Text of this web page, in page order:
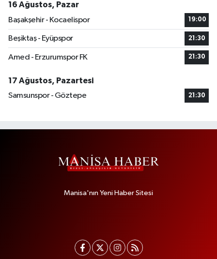
16 Ağustos, Pazar
Başakşehir - Kocaelispor
19:00
Beşiktaş - Eyüpspor 21:30
Amed - Erzurumspor FK 21:30
17 Ağustos, Pazartesi
Samsunspor - Göztepe
21:30
Manisa'nın Yeni Haber Sitesi